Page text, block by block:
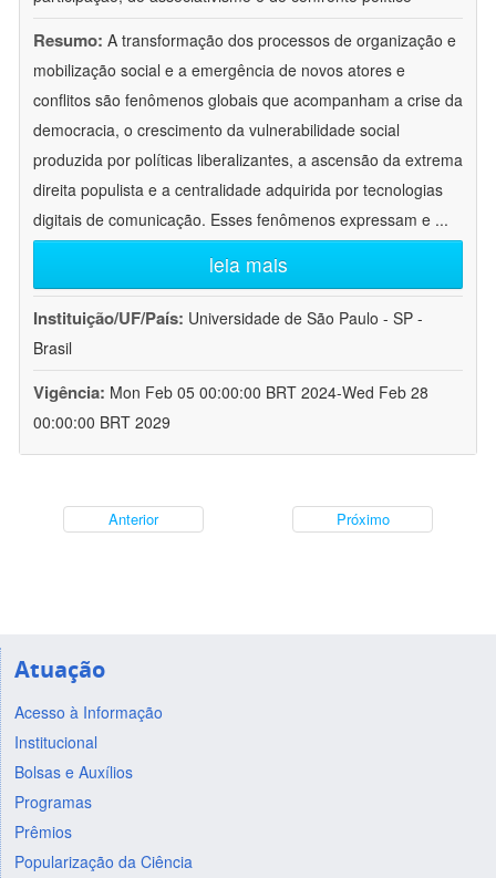
Resumo: A transformação dos processos de organização e
mobilização social e a emergência de novos atores e
conflitos são fenômenos globais que acompanham a crise da
democracia, o crescimento da vulnerabilidade social
produzida por políticas liberalizantes, a ascensão da extrema
direita populista e a centralidade adquirida por tecnologias
digitais de comunicação. Esses fenômenos expressam e ...
leia mais
Instituição/UF/País: Universidade de São Paulo - SP -
Brasil
Vigência: Mon Feb 05 00:00:00 BRT 2024-Wed Feb 28
00:00:00 BRT 2029
Anterior Próximo
Atuação
Acesso à Informação
Institucional
Bolsas e Auxílios
Programas
Prêmios
Popularização da Ciência